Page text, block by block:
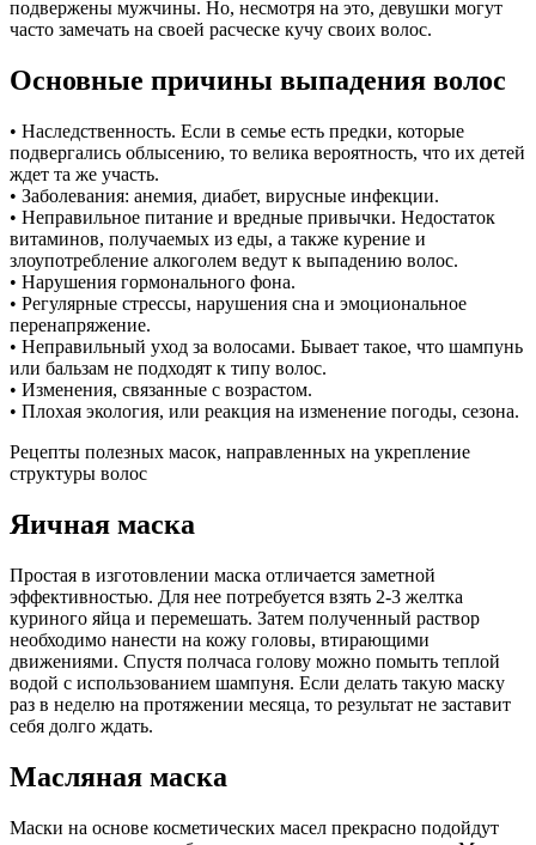
подвержены мужчины. Но, несмотря на это, девушки могут
часто замечать на своей расческе кучу своих волос.
Основные причины выпадения волос
• Наследственность. Если в семье есть предки, которые
подвергались облысению, то велика вероятность, что их детей
ждет та же участь.
• Заболевания: анемия, диабет, вирусные инфекции.
• Неправильное питание и вредные привычки. Недостаток
витаминов, получаемых из еды, а также курение и
злоупотребление алкоголем ведут к выпадению волос.
• Нарушения гормонального фона.
• Регулярные стрессы, нарушения сна и эмоциональное
перенапряжение.
• Неправильный уход за волосами. Бывает такое, что шампунь
или бальзам не подходят к типу волос.
• Изменения, связанные с возрастом.
• Плохая экология, или реакция на изменение погоды, сезона.
Рецепты полезных масок, направленных на укрепление
структуры волос
Яичная маска
Простая в изготовлении маска отличается заметной
эффективностью. Для нее потребуется взять 2-3 желтка
куриного яйца и перемешать. Затем полученный раствор
необходимо нанести на кожу головы, втирающими
движениями. Спустя полчаса голову можно помыть теплой
водой с использованием шампуня. Если делать такую маску
раз в неделю на протяжении месяца, то результат не заставит
себя долго ждать.
Масляная маска
Маски на основе косметических масел прекрасно подойдут